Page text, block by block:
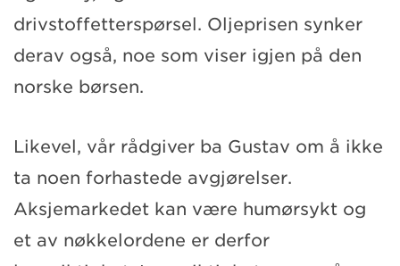
drivstoffetterspørsel. Oljeprisen synker
derav også, noe som viser igjen på den
norske børsen.
Likevel, vår rådgiver ba Gustav om å ikke
ta noen forhastede avgjørelser.
Aksjemarkedet kan være humørsykt og
et av nøkkelordene er derfor